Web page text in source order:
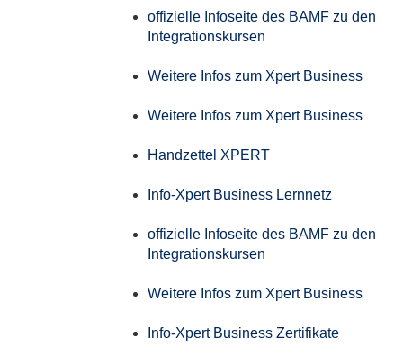
offizielle Infoseite des BAMF zu den
Integrationskursen
Weitere Infos zum Xpert Business
Weitere Infos zum Xpert Business
Handzettel XPERT
Info-Xpert Business Lernnetz
offizielle Infoseite des BAMF zu den
Integrationskursen
Weitere Infos zum Xpert Business
Info-Xpert Business Zertifikate